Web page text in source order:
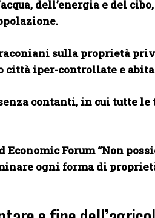
dell’energia e del
sulla proprietà
città iper-controllate e
contanti, in cui tutte
Economic Forum “Non
ogni forma di